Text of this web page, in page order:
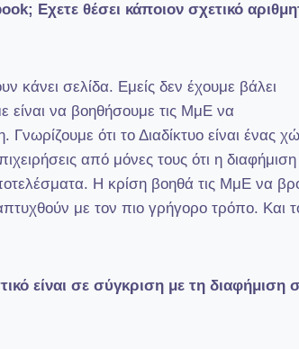
Εχετε θέσει κάποιον σχετικό
κάνει σελίδα. Εμείς δεν έχουμε βάλει
είναι να βοηθήσουμε τις ΜμΕ να
ότι το Διαδίκτυο είναι ένας
από μόνες τους ότι η
Η κρίση βοηθά τις ΜμΕ να
με τον πιο γρήγορο τρόπο. Και
είναι σε σύγκριση με τη διαφήμιση